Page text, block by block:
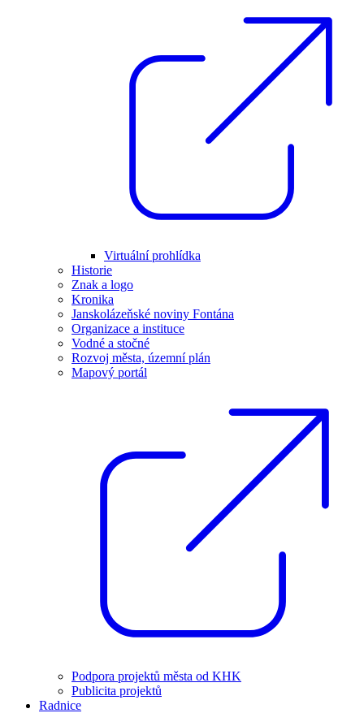
Virtuální prohlídka
Historie
Znak a logo
Kronika
Janskolázeňské noviny Fontána
Organizace a instituce
Vodné a stočné
Rozvoj města, územní plán
Mapový portál
Podpora projektů města od KHK
Publicita projektů
Radnice